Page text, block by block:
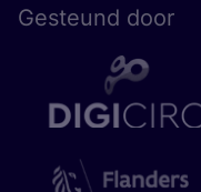
Gesteund door